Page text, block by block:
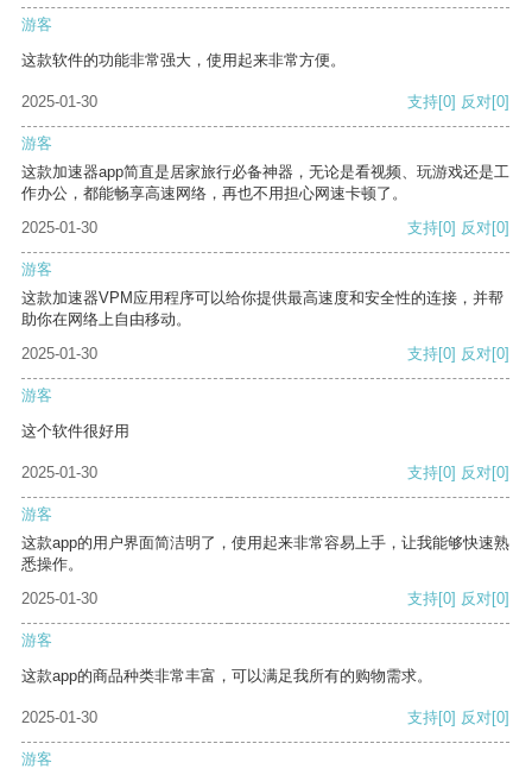
游客
这款软件的功能非常强大，使用起来非常方便。
2025-01-30 支持[0] 反对[0]
游客
这款加速器app简直是居家旅行必备神器，无论是看视频、玩游戏还是工
作办公，都能畅享高速网络，再也不用担心网速卡顿了。
2025-01-30
支持[0] 反对[0]
游客
这款加速器VPM应用程序可以给你提供最高速度和安全性的连接，并帮
助你在网络上自由移动。
2025-01-30
支持[0] 反对[0]
游客
这个软件很好用
2025-01-30 支持[0] 反对[0]
游客
这款app的用户界面简洁明了，使用起来非常容易上手，让我能够快速熟
悉操作。
2025-01-30
支持[0] 反对[0]
游客
这款app的商品种类非常丰富，可以满足我所有的购物需求。
2025-01-30 支持[0] 反对[0]
游客